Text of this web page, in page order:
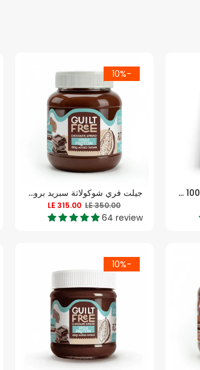
جيلت فري شوكولاته بار - 100 غرام - شوكولاتة بالحليب
-10%
جيلت فري شوكولاتة سبريد بروتين عالي - 370 غرام
LE 350.00
LE 315.00
64 review
-10%